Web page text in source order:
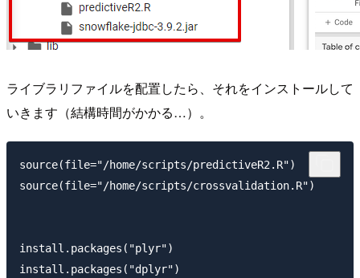
ライブラリファイルを配置したら、それをインストールして
いきます（結構時間がかかる…）。
source(file="/home/scripts/predictiveR2.R")
source(file="/home/scripts/crossvalidation.R")
install.packages("plyr")
install.packages("dplyr")